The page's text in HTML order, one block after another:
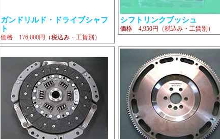
ガンドリルド・ドライブシャフ
ト
価格 176,000円（税込み・工賃別）
シフトリンクブッシュ
価格 4,950円（税込み・工賃別）